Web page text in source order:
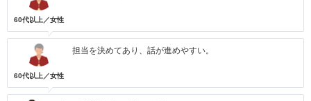
60代以上／女性
60代以上／女性
担当を決めてあり、話が進めやすい。